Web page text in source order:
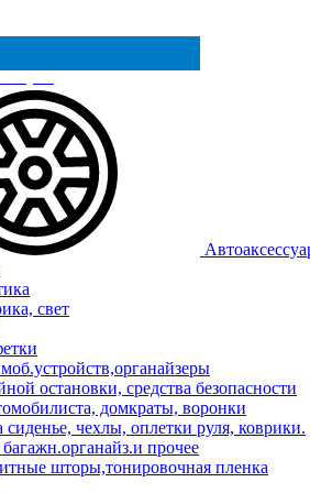
свет
остановки, средства безопасности
домкраты, воронки
чехлы, оплетки руля, коврики.
прочее
шторы,тонировочная пленка